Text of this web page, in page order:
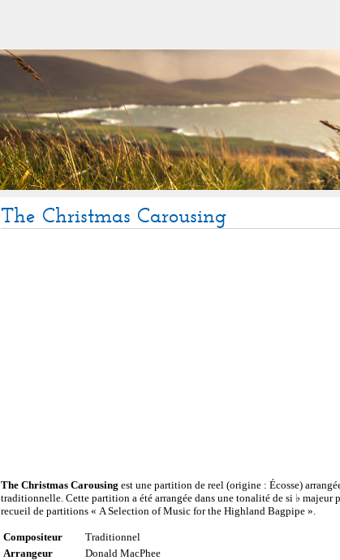
The Christmas Carousing
The Christmas Carousing est une partition de reel (origine : Écosse)
traditionnelle. Cette partition a été arrangée dans une tonalité de si ♭
recueil de partitions « A Selection of Music for the Highland Bagpipe ».
Compositeur
Traditionnel
Arrangeur
Donald MacPhee